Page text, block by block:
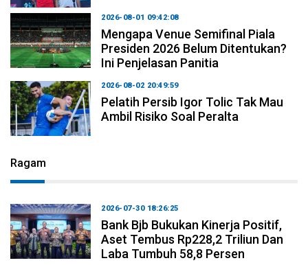
2026-08-01 09:42:08
Mengapa Venue Semifinal Piala
Presiden 2026 Belum Ditentukan?
Ini Penjelasan Panitia
2026-08-02 20:49:59
Pelatih Persib Igor Tolic Tak Mau
Ambil Risiko Soal Peralta
Ragam
2026-07-30 18:26:25
Bank Bjb Bukukan Kinerja Positif,
Aset Tembus Rp228,2 Triliun Dan
Laba Tumbuh 58,8 Persen